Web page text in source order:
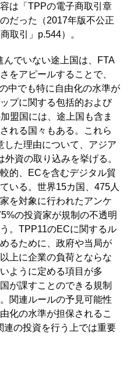
は「TPPの電子商取引章
だった（2017年版不公正
取引」p.544）。
んでいない途上国は、FTA
をアピールすることで、
中でも特に自由化の水準が
プに関する包括的および
盟国には、途上国も含ま
れる国々もある。これら
た理由について、アジア
資の取り込みを挙げる。
的、ECを含むデジタル貿
いる。世界15カ国、475人
を対象に行われたアンケ
の投資家が規制の不透明
。TPP11のECに関するル
るために、政府や当局が
上に企業の負荷とならな
ように定める項目が多
が課すことのできる規制
関連ルールの予見可能性
化の水準が担保されるこ
連の投資を行う上では重要